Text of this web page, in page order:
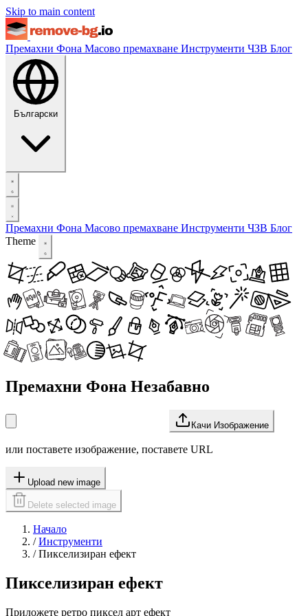
Skip to main content
Премахни Фона Масово премахване Инструменти ЧЗВ Блог
Български
Премахни Фона Масово премахване Инструменти ЧЗВ Блог
Theme
Премахни Фона Незабавно
Качи Изображение
или поставете изображение, поставете URL
Upload new image
Delete selected image
Начало
/ Инструменти
/ Пикселизиран ефект
Пикселизиран ефект
Приложете ретро пиксел арт ефект